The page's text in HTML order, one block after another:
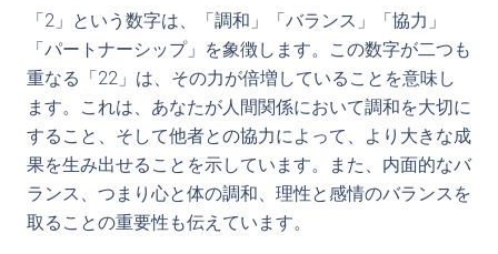
「2」という数字は、「調和」「バランス」「協力」
「パートナーシップ」を象徴します。この数字が二つも
重なる「22」は、その力が倍増していることを意味し
ます。これは、あなたが人間関係において調和を大切に
すること、そして他者との協力によって、より大きな成
果を生み出せることを示しています。また、内面的なバ
ランス、つまり心と体の調和、理性と感情のバランスを
取ることの重要性も伝えています。